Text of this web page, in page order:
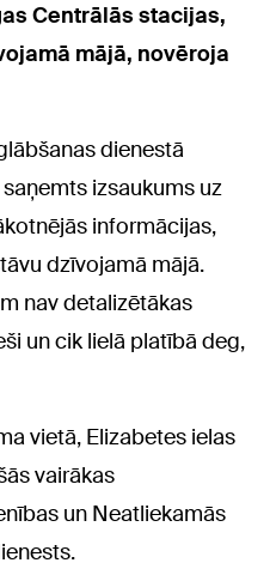
Centrālās stacijas,
mājā, novēroja
dienestā
izsaukums uz
informācijas,
dzīvojamā mājā.
nav detalizētākas
un cik lielā platībā deg,
vietā, Elizabetes ielas
vairākas
un Neatliekamās